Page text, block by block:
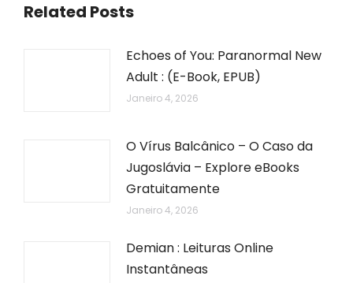
Related Posts
Echoes of You: Paranormal New
Adult : (E-Book, EPUB)
Janeiro 4, 2026
O Vírus Balcânico – O Caso da
Jugoslávia – Explore eBooks
Gratuitamente
Janeiro 4, 2026
Demian : Leituras Online
Instantâneas